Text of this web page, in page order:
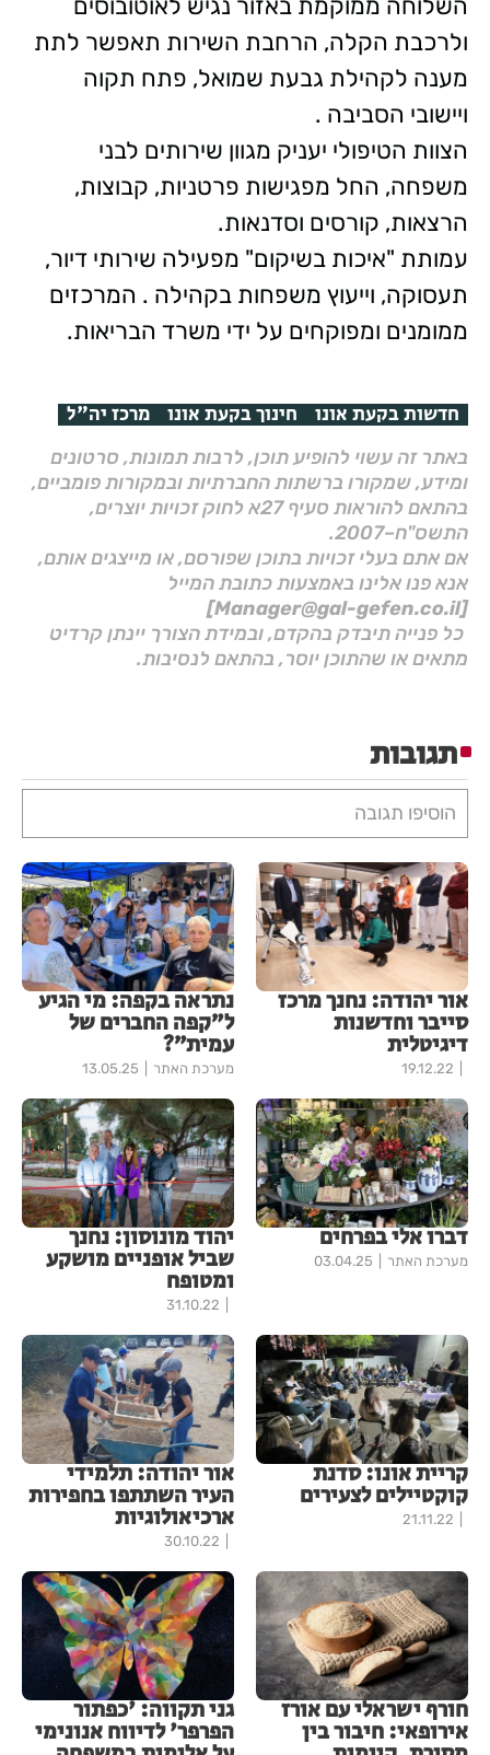
ולרכבת הקלה, הרחבת השירות תאפשר לתת
מענה לקהילת גבעת שמואל, פתח תקוה
ויישובי הסביבה .
הצוות הטיפולי יעניק מגוון שירותים לבני
משפחה, החל מפגישות פרטניות, קבוצות,
הרצאות, קורסים וסדנאות.
עמותת "איכות בשיקום" מפעילה שירותי דיור,
תעסוקה, וייעוץ משפחות בקהילה . המרכזים
ממומנים ומפוקחים על ידי משרד הבריאות.
חדשות בקעת אונו חינוך בקעת אונו מרכז יה"ל
באתר זה עשוי להופיע תוכן, לרבות תמונות, סרטונים
ומידע, שמקורו ברשתות החברתיות ובמקורות פומביים,
בהתאם להוראות סעיף 27א לחוק זכויות יוצרים,
התשס"ח–2007.
אם אתם בעלי זכויות בתוכן שפורסם, או מייצגים אותם,
אנא פנו אלינו באמצעות כתובת המייל
[Manager@gal-gefen.co.il]
כל פנייה תיבדק בהקדם, ובמידת הצורך יינתן קרדיט
מתאים או שהתוכן יוסר, בהתאם לנסיבות.
תגובות
הוסיפו תגובה
אור יהודה: נחנך מרכז
סייבר וחדשנות
דיגיטלית
19.12.22
נתראה בקפה: מי הגיע
ל״קפה החברים של
עמית״?
מערכת האתר 13.05.25
דברו אלי בפרחים
מערכת האתר 03.04.25
יהוד מונוסון: נחנך
שביל אופניים מושקע
ומטופח
31.10.22
קריית אונו: סדנת
קוקטיילים לצעירים
21.11.22
אור יהודה: תלמידי
העיר השתתפו בחפירות
ארכיאולוגיות
30.10.22
חורף ישראלי עם אורז
אירופאי: חיבור בין
גני תקווה: 'כפתור
הפרפר' לדיווח אנונימי